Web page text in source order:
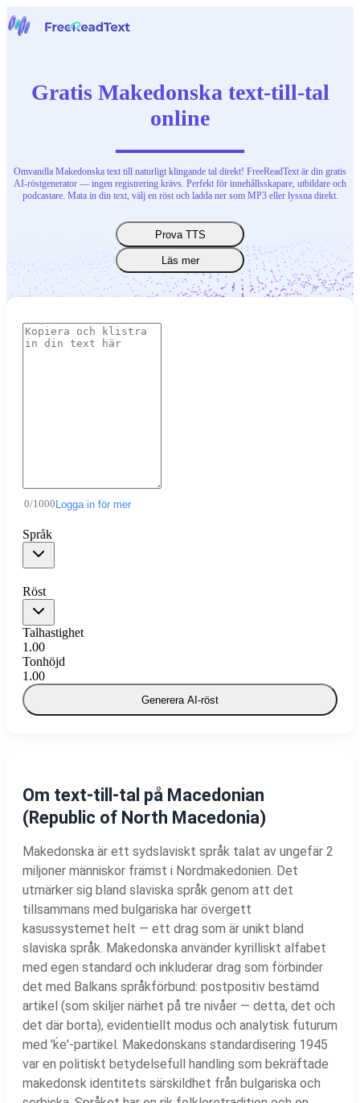
Verktyg
Svenska
Gratis Makedonska text-till-tal
online
Omvandla Makedonska text till naturligt klingande tal direkt! FreeReadText är din gratis
AI-röstgenerator — ingen registrering krävs. Perfekt för innehållsskapare, utbildare och
podcastare. Mata in din text, välj en röst och ladda ner som MP3 eller lyssna direkt.
Prova TTS
Läs mer
0/1000 Logga in för mer
Språk
Röst
Talhastighet
1.00
Tonhöjd
1.00
Generera AI-röst
Om text-till-tal på Macedonian
(Republic of North Macedonia)
Makedonska är ett sydslaviskt språk talat av ungefär 2
miljoner människor främst i Nordmakedonien. Det
utmärker sig bland slaviska språk genom att det
tillsammans med bulgariska har övergett
kasussystemet helt — ett drag som är unikt bland
slaviska språk. Makedonska använder kyrilliskt alfabet
med egen standard och inkluderar drag som förbinder
det med Balkans språkförbund: postpositiv bestämd
artikel (som skiljer närhet på tre nivåer — detta, det och
det där borta), evidentiellt modus och analytisk futurum
med 'ḱe'-partikel. Makedonskans standardisering 1945
var en politiskt betydelsefull handling som bekräftade
makedonsk identitets särskildhet från bulgariska och